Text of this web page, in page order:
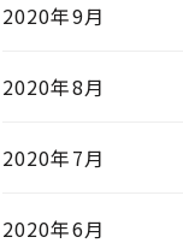
2020年9月
2020年8月
2020年7月
2020年6月